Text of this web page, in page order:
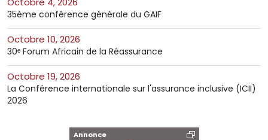
35ème conférence générale du GAIF
octobre 10, 2026
30ᵉ Forum Africain de la Réassurance
octobre 19, 2026
La Conférence internationale sur l'assurance inclusive (ICII)
2026
Annonce